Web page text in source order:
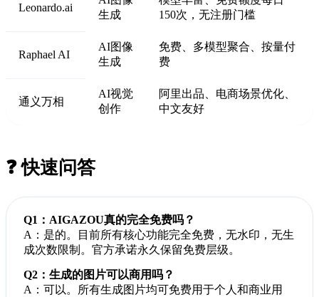
Leonardo.ai
生成
150次，无注册门槛
Raphael AI
AI图像
生成
免费、多模型聚合、按量付
费
通义万相
AI视觉
创作
阿里出品、电商场景优化、
中文友好
❓ 快速问答
Q1：AIGAZOU真的完全免费吗？
A：是的。目前所有核心功能完全免费，无水印，无生
成次数限制。官方承诺永久保留免费层级。
Q2：生成的图片可以商用吗？
A：可以。所有生成图片均可免费用于个人和商业用